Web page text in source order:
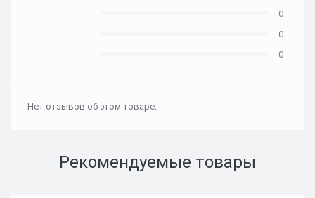
0
0
0
Нет отзывов об этом товаре.
Рекомендуемые товары